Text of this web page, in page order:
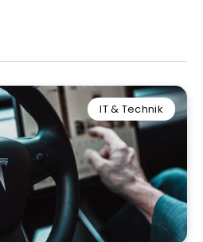
IT & Technik